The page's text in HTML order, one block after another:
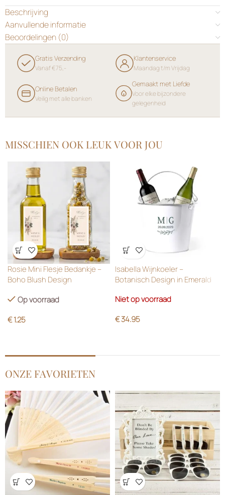
Beschrijving
Aanvullende informatie
Beoordelingen (0)
Gratis Verzending
Vanaf €75,-
Klantenservice
Maandag t/m Vrijdag
Online Betalen
Veilig met alle banken
Gemaakt met Liefde
Voor elke bijzondere
gelegenheid
MISSCHIEN OOK LEUK VOOR JOU
Wensenlijst
Rosie Mini Flesje Bedankje –
Boho Blush Design
Op voorraad
€1.25
Wensenlijst
Isabella Wijnkoeler –
Botanisch Design in Emerald
Niet op voorraad
€34.95
ONZE FAVORIETEN
Wensenlijst
Wensenlijst